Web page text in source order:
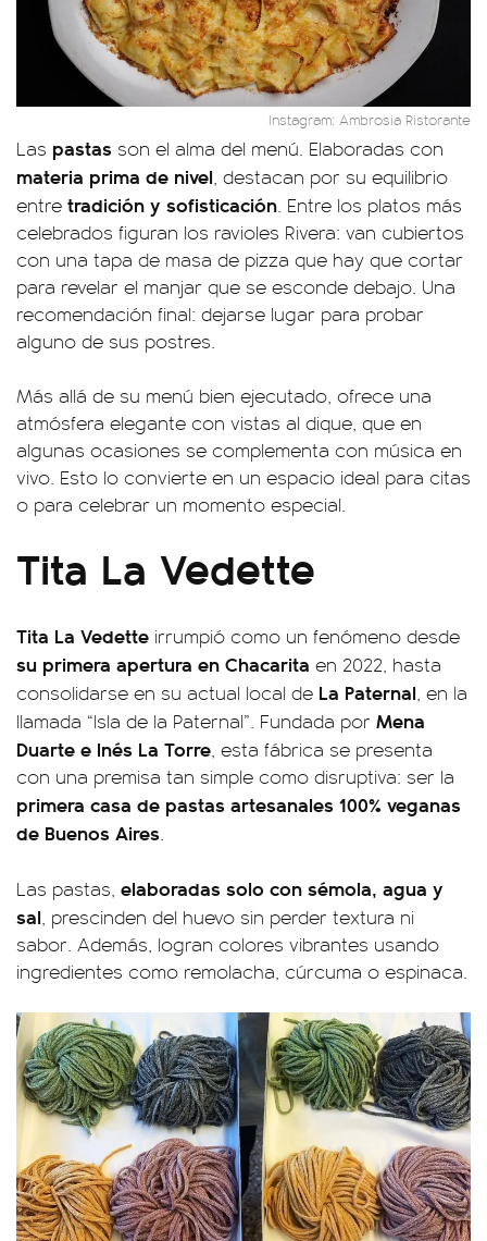
Instagram: Ambrosia Ristorante
Las pastas son el alma del menú. Elaboradas con
materia prima de nivel, destacan por su equilibrio
entre tradición y sofisticación. Entre los platos más
celebrados figuran los ravioles Rivera: van cubiertos
con una tapa de masa de pizza que hay que cortar
para revelar el manjar que se esconde debajo. Una
recomendación final: dejarse lugar para probar
alguno de sus postres.
Más allá de su menú bien ejecutado, ofrece una
atmósfera elegante con vistas al dique, que en
algunas ocasiones se complementa con música en
vivo. Esto lo convierte en un espacio ideal para citas
o para celebrar un momento especial.
Tita La Vedette
Tita La Vedette irrumpió como un fenómeno desde
su primera apertura en Chacarita en 2022, hasta
consolidarse en su actual local de La Paternal, en la
llamada “Isla de la Paternal”. Fundada por Mena
Duarte e Inés La Torre, esta fábrica se presenta
con una premisa tan simple como disruptiva: ser la
primera casa de pastas artesanales 100% veganas
de Buenos Aires.
Las pastas, elaboradas solo con sémola, agua y
sal, prescinden del huevo sin perder textura ni
sabor. Además, logran colores vibrantes usando
ingredientes como remolacha, cúrcuma o espinaca.